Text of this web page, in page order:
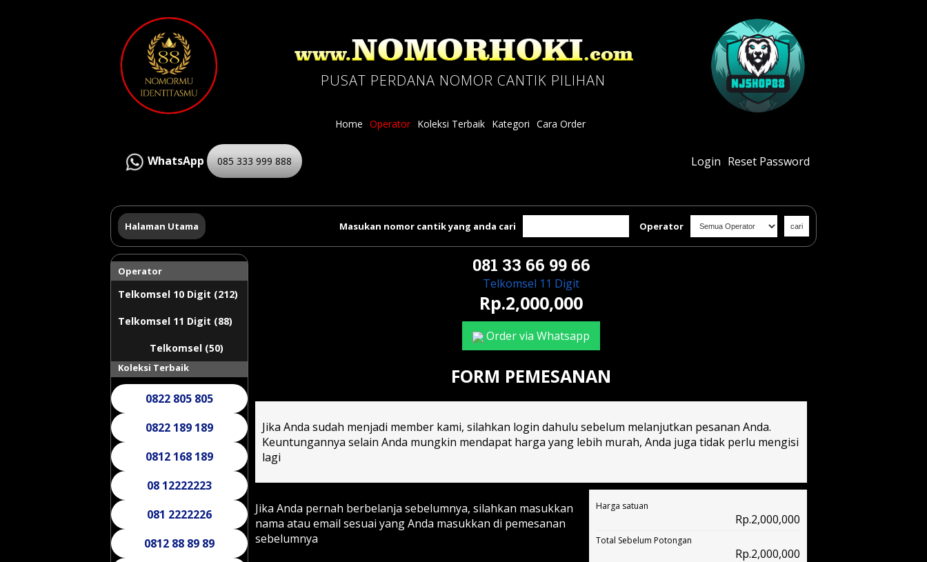
PUSAT PERDANA NOMOR CANTIK PILIHAN
Home Operator Koleksi Terbaik Kategori Cara Order
WhatsApp 085 333 999 888 Login Reset Password
Halaman Utama Masukan nomor cantik yang anda cari Operator
Operator
Telkomsel 10 Digit (212)
Telkomsel 11 Digit (88)
Telkomsel (50)
Koleksi Terbaik
0822 805 805
0822 189 189
0812 168 189
08 12222223
081 2222226
0812 88 89 89
081 33 66 99 66
Telkomsel 11 Digit
Rp.2,000,000
Order via Whatsapp
FORM PEMESANAN
Jika Anda sudah menjadi member kami, silahkan login dahulu sebelum melanjutkan pesanan Anda.
Keuntungannya selain Anda mungkin mendapat harga yang lebih murah, Anda juga tidak perlu mengisi
lagi
Jika Anda pernah berbelanja sebelumnya, silahkan masukkan
nama atau email sesuai yang Anda masukkan di pemesanan
sebelumnya
Harga satuan
Rp.2,000,000
Total Sebelum Potongan
Rp.2,000,000